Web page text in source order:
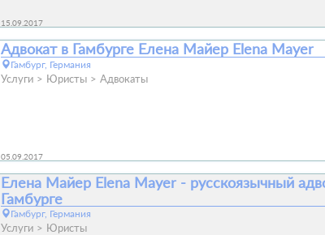
15.09.2017
Адвокат в Гамбурге Елена Майер Elena Mayer
Гамбург, Германия
Услуги Юристы Адвокаты
05.09.2017
Елена Майер Elena Mayer - русскоязычный
Гамбурге
Гамбург, Германия
Услуги Юристы